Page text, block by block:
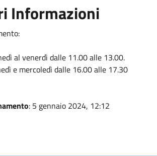
Informazioni
al venerdì dalle 11.00 alle 13.00.
e mercoledì dalle 16.00 alle 17.30
: 5 gennaio 2024, 12:12